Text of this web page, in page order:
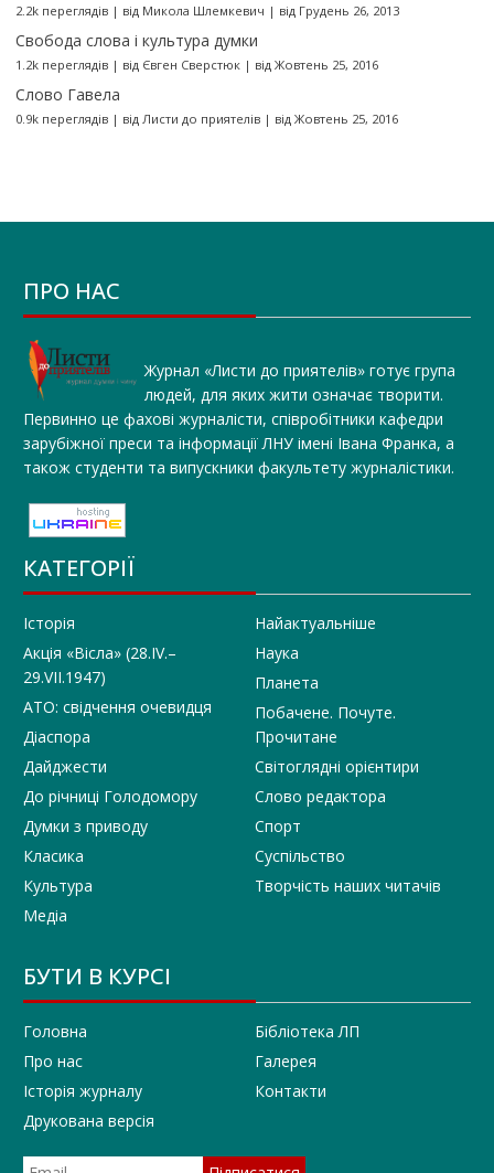
2.2k переглядів| від Микола Шлемкевич | від Грудень 26, 2013
Свобода слова і культура думки
1.2k переглядів| від Євген Сверстюк| від Жовтень 25, 2016
Слово Гавела
0.9k переглядів| від Листи до приятелів| від Жовтень 25, 2016
ПРО НАС
Журнал «Листи до приятелів» готує група
людей, для яких жити означає творити.
Первинно це фахові журналісти, співробітники кафедри
зарубіжної преси та інформації ЛНУ імені Івана Франка, а
також студенти та випускники факультету журналістики.
КАТЕГОРІЇ
Історія
Акція «Вісла» (28.IV.–
29.VII.1947)
АТО: свідчення очевидця
Діаспора
Дайджести
До річниці Голодомору
Думки з приводу
Класика
Культура
Медіа
Найактуальніше
Наука
Планета
Побачене. Почуте.
Прочитане
Світоглядні орієнтири
Слово редактора
Спорт
Суспільство
Творчість наших читачів
БУТИ В КУРСІ
Головна
Про нас
Історія журналу
Друкована версія
Бібліотека ЛП
Галерея
Контакти